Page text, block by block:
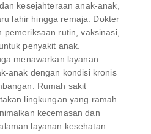
kesejahteraan anak-anak,
lahir hingga remaja. Dokter
pemeriksaan rutin, vaksinasi,
penyakit anak.
menawarkan layanan
anak dengan kondisi kronis
Rumah sakit
lingkungan yang ramah
kecemasan dan
layanan kesehatan